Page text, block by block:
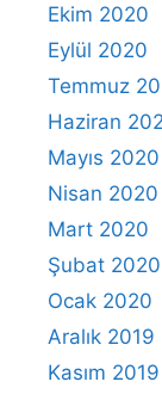
Ekim 2020
Eylül 2020
Temmuz
Haziran
Mayıs 2020
Nisan 2020
Mart 2020
Şubat 2020
Ocak 2020
Aralık 2019
Kasım 2019